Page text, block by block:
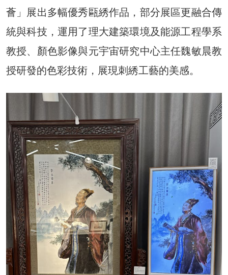
薈」展出多幅優秀甌綉作品，部分展區更融合傳
統與科技，運用了理大建築環境及能源工程學系
教授、顏色影像與元宇宙研究中心主任魏敏晨教
授研發的色彩技術，展現刺綉工藝的美感。